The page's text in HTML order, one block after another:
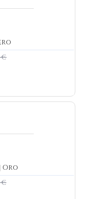
€
Oro
€